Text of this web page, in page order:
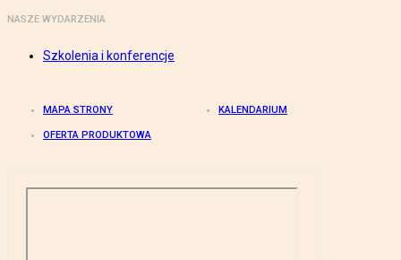
NASZE WYDARZENIA
Szkolenia i konferencje
MAPA STRONY KALENDARIUM
OFERTA PRODUKTOWA